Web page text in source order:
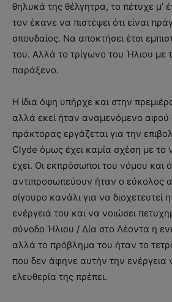
θηλυκά της θέλγητρα, το πέτυχε μ’
τον έκανε να πιστέψει ότι είναι
σπουδαίος. Να αποκτήσει έτσι
του. Αλλά το τρίγωνο του Ήλιου με
παράξενο.
Η ίδια όψη υπήρχε και στην
αλλά εκεί ήταν αναμενόμενο αφού
πράκτορας εργάζεται για την
Clyde όμως έχει καμία σχέση με το
έχει. Οι εκπρόσωποι του νόμου και
αντιπροσωπεύουν ήταν ο εύκολος
σίγουρο κανάλι για να διοχετευτεί
ενέργειά του και να νοιώσει
σύνοδο Ήλιου / Δία στο Λέοντα η
αλλά το πρόβλημα του ήταν το
που δεν άφηνε αυτήν την ενέργεια
ελευθερία της πρέπει.